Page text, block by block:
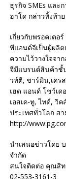
ธุรกิจ SMEs และ
ฮาโด กล่าวทิ้งท้าย
เกี่ยวกับพรอคเตอ
พีแอนด์จีเป็นผู้ผลิ
ความไว้วางใจจ
จีมีแบรนด์สินค้าชั้น
วท์ตี, ชาร์มิน,เคร
เฮด แอนด์ โชว์เด
เอสเค-ทู, ไทด์, วิ
ประเทศทั่วโลก ส
http://
นำเสนอข่าวโดย
จำกัด
สนใจติดต่อ คุณสิท
02-553-3161-3